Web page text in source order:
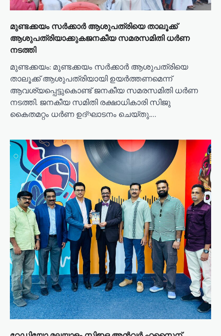
മുണ്ടക്കയം സർക്കാർ ആശുപത്രിയെ താലൂക്ക്
ആശുപത്രിയാക്കുകജനകീയ സമരസമിതി ധർണ
നടത്തി
മുണ്ടക്കയം: മുണ്ടക്കയം സർക്കാർ ആശുപത്രിയെ
താലൂക്ക് ആശുപത്രിയായി ഉയർത്തണമെന്ന്
ആവശ്യപ്പെട്ടുകൊണ്ട് ജനകീയ സമരസമിതി ധർണ
നടത്തി. ജനകീയ സമിതി രക്ഷാധികാരി സിജു
കൈതമറ്റം ധർണ ഉദ്ഘാടനം ചെയ്തു.…